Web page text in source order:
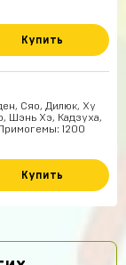
Купить
Сяо, Дилюк, Ху
Шэнь Хэ, Кадзуха,
1200
Купить